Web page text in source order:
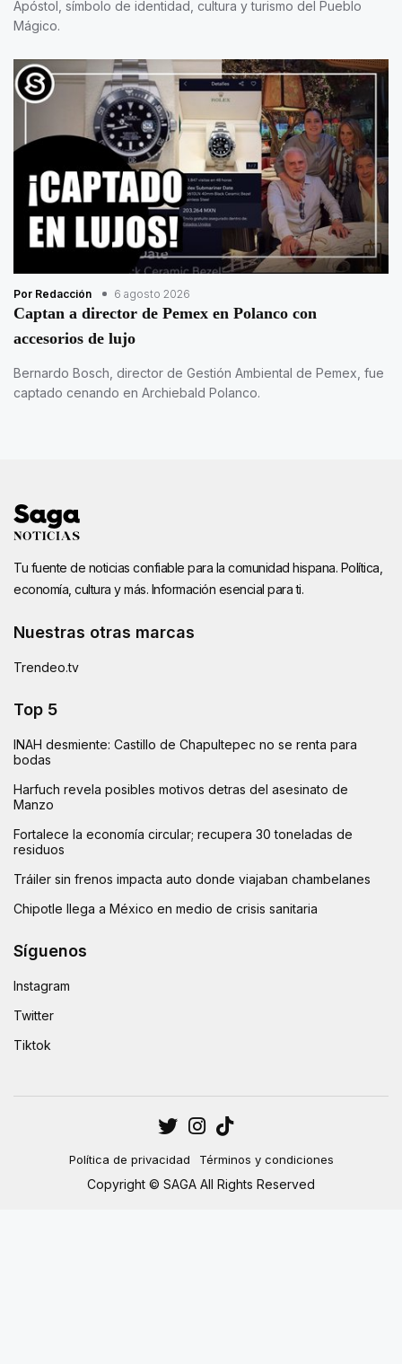
Apóstol, símbolo de identidad, cultura y turismo del Pueblo
Mágico.
Por Redacción 6 agosto 2026
Captan a director de Pemex en Polanco con
accesorios de lujo
Bernardo Bosch, director de Gestión Ambiental de Pemex, fue
captado cenando en Archiebald Polanco.
Tu fuente de noticias confiable para la comunidad hispana. Política,
economía, cultura y más. Información esencial para ti.
Nuestras otras marcas
Trendeo.tv
Top 5
INAH desmiente: Castillo de Chapultepec no se renta para
bodas
Harfuch revela posibles motivos detras del asesinato de
Manzo
Fortalece la economía circular; recupera 30 toneladas de
residuos
Tráiler sin frenos impacta auto donde viajaban chambelanes
Chipotle llega a México en medio de crisis sanitaria
Síguenos
Instagram
Twitter
Tiktok
Política de privacidad Términos y condiciones
Copyright © SAGA All Rights Reserved